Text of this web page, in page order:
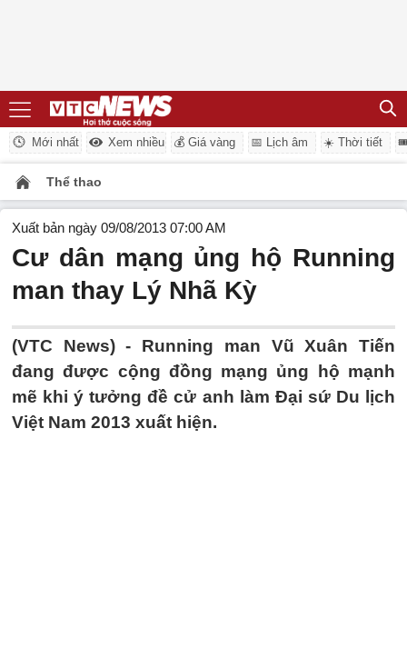
Mới nhất Xem nhiều 💰 Giá vàng 📅 Lịch âm ☀️ Thời tiết
Thể thao
Xuất bản ngày 09/08/2013 07:00 AM
Cư dân mạng ủng hộ Running
man thay Lý Nhã Kỳ
(VTC News) - Running man Vũ Xuân Tiến
đang được cộng đồng mạng ủng hộ mạnh
mẽ khi ý tưởng đề cử anh làm Đại sứ Du lịch
Việt Nam 2013 xuất hiện.